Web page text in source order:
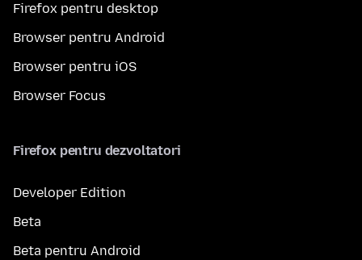
Firefox pentru desktop
Browser pentru Android
Browser pentru iOS
Browser Focus
Firefox pentru dezvoltatori
Developer Edition
Beta
Beta pentru Android